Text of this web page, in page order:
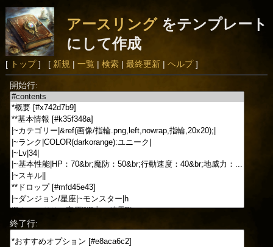
アースリングをテンプレート
にして作成
[ トップ] [ 新規 | 一覧 | 検索| 最終更新| ヘルプ]
開始行:
終了行: